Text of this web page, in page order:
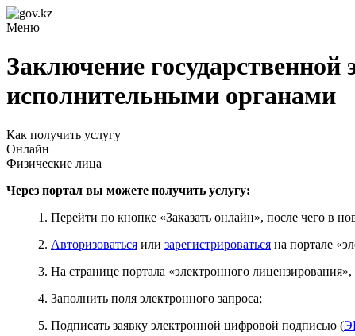
Меню
Заключение
исполнительными органами
Как получить услугу
Онлайн
Физические лица
Через портал вы можете получить услугу:
1. Перейти по кнопке «Заказать онлайн», после чего в
2. Авторизоваться или зарегистрироваться на портале
3. На странице портала «электронного
4. Заполнить поля электронного запроса;
5. Подписать заявку электронной цифровой подписью (